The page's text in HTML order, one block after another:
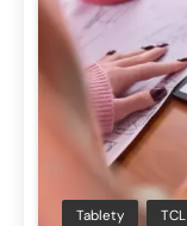
Tablety TCL